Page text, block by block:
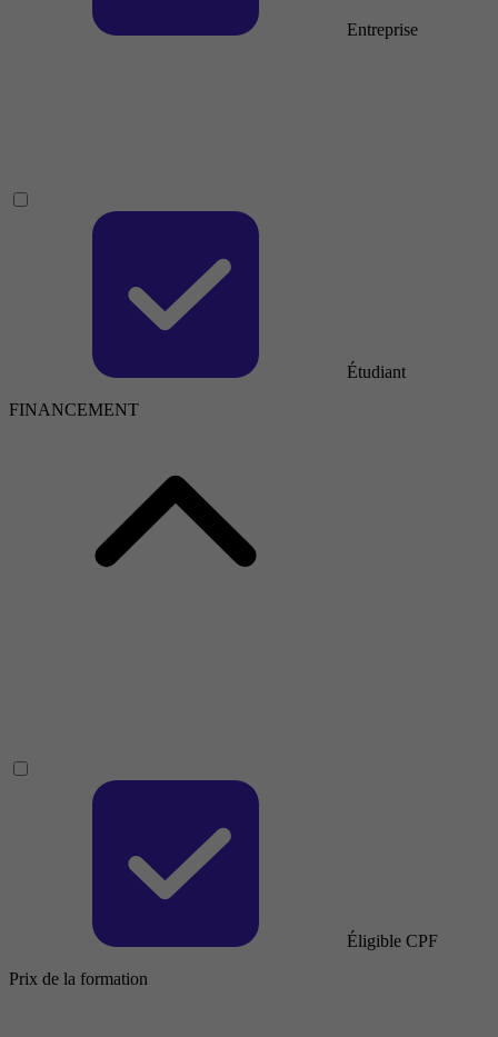
Entreprise
Étudiant
FINANCEMENT
Éligible CPF
Prix de la formation